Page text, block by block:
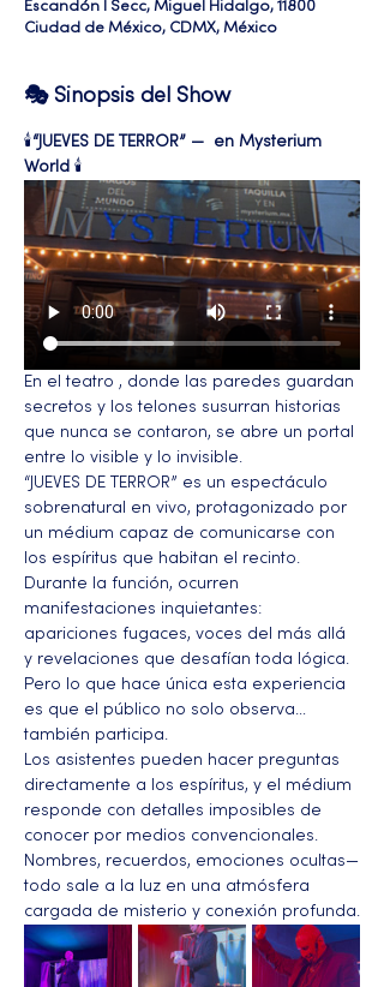
Escandón I Secc, Miguel Hidalgo, 11800
Ciudad de México, CDMX, México
🎭 Sinopsis del Show
🕯️“JUEVES DE TERROR” —  en Mysterium
World 🕯️
En el teatro , donde las paredes guardan
secretos y los telones susurran historias
que nunca se contaron, se abre un portal
entre lo visible y lo invisible.
“JUEVES DE TERROR” es un espectáculo
sobrenatural en vivo, protagonizado por
un médium capaz de comunicarse con
los espíritus que habitan el recinto.
Durante la función, ocurren
manifestaciones inquietantes:
apariciones fugaces, voces del más allá
y revelaciones que desafían toda lógica.
Pero lo que hace única esta experiencia
es que el público no solo observa…
también participa.
Los asistentes pueden hacer preguntas
directamente a los espíritus, y el médium
responde con detalles imposibles de
conocer por medios convencionales.
Nombres, recuerdos, emociones ocultas—
todo sale a la luz en una atmósfera
cargada de misterio y conexión profunda.